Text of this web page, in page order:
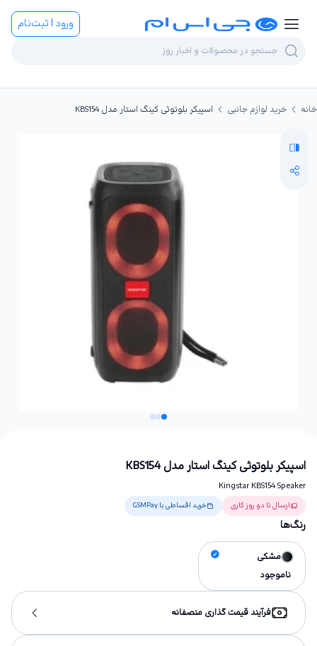
ورود | ثبت‌نام
خانه خرید لوازم جانبی اسپیکر بلوتوثی کینگ استار مدل KBS154
اسپیکر بلوتوثی کینگ استار مدل KBS154
Kingstar KBS154 Speaker
ارسال تا دو روز کاری خرید اقساطی با GSMPay
رنگ‌ها
مشکی
ناموجود
فرآیند قیمت گذاری منصفانه